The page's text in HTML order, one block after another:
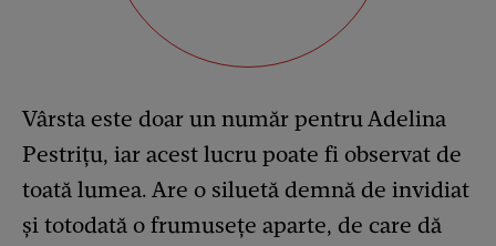
Vârsta este doar un număr pentru Adelina
Pestrițu, iar acest lucru poate fi observat de
toată lumea. Are o siluetă demnă de invidiat
și totodată o frumusețe aparte, de care dă